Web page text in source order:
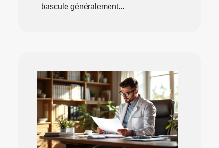
bascule généralement...